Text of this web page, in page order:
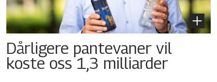
Dårligere pantevaner vil
koste oss 1,3 milliarder